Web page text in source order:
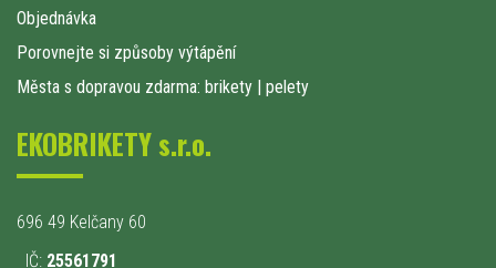
Objednávka
Porovnejte si způsoby výtápění
Města s dopravou zdarma: brikety | pelety
EKOBRIKETY s.r.o.
696 49 Kelčany 60
IČ: 25561791